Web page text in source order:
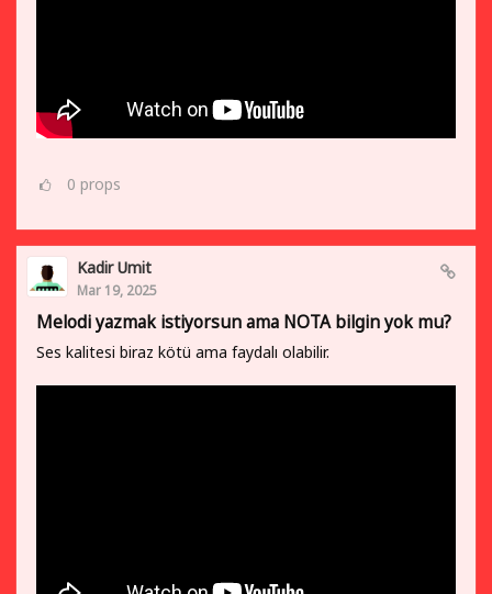
0 props
Kadir Umit
Mar 19, 2025
Melodi yazmak istiyorsun ama NOTA bilgin yok mu?
Ses kalitesi biraz kötü ama faydalı olabilir.